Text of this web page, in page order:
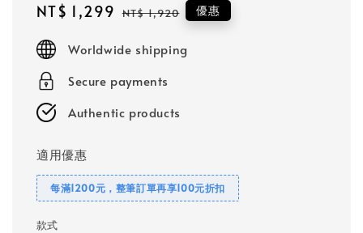
Sale
NT$ 1,299 Regular
NT$ 1,920 優惠
Worldwide shipping
Secure payments
Authentic products
適用優惠
每滿1200元，整筆訂單再享100元折扣
款式